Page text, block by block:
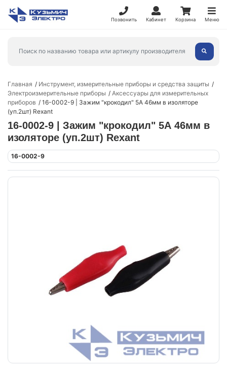
Позвонить Кабинет Корзина Меню
Главная
Инструмент, измерительные приборы и средства защиты
Электроизмерительные приборы
Аксессуары для измерительных
приборов
16-0002-9 | Зажим "крокодил" 5А 46мм в изоляторе
(уп.2шт) Rexant
16-0002-9 | Зажим "крокодил" 5А 46мм в
изоляторе (уп.2шт) Rexant
16-0002-9